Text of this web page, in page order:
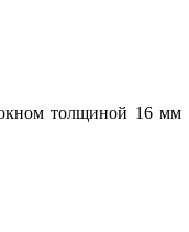
толщиной 16